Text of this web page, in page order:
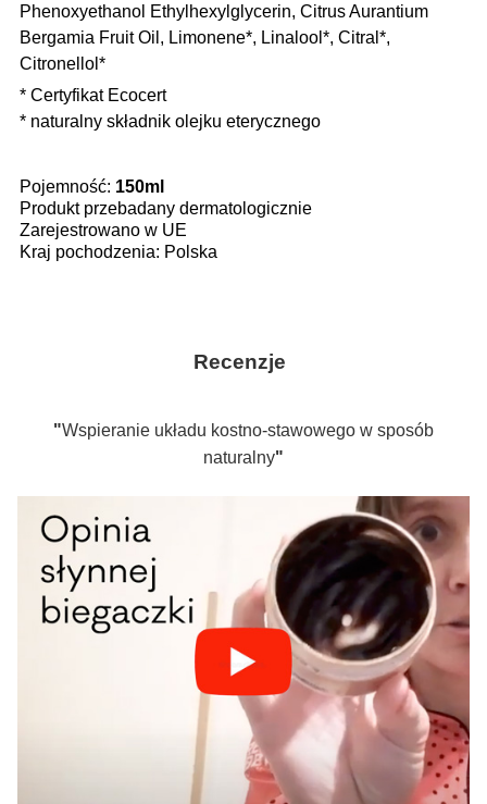
Phenoxyethanol Ethylhexylglycerin, Citrus Aurantium
Bergamia Fruit Oil, Limonene*, Linalool*, Citral*,
Citronellol*
* Certyfikat Ecocert
* naturalny składnik olejku eterycznego
Pojemność: 150ml
Produkt przebadany dermatologicznie
Zarejestrowano w UE
Kraj pochodzenia: Polska
Recenzje
"Wspieranie układu kostno-stawowego w sposób
naturalny"